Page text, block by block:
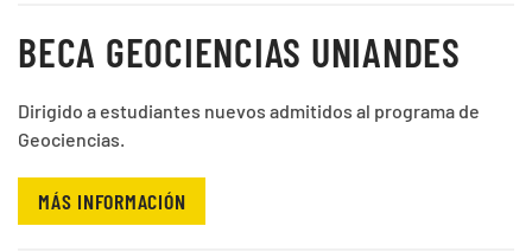
BECA GEOCIENCIAS UNIANDES
Dirigido a estudiantes nuevos admitidos al programa de
Geociencias.
MÁS INFORMACIÓN